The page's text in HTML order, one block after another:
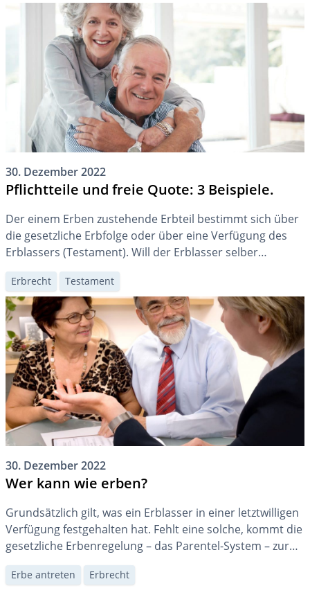
30. Dezember 2022
Pflichtteile und freie Quote: 3 Beispiele.
Der einem Erben zustehende Erbteil bestimmt sich über
die gesetzliche Erbfolge oder über eine Verfügung des
Erblassers (Testament). Will der Erblasser selber
verfügen, hat er das Pflichtteilsrecht zu beachten. Über
die verfügbare Quote kann er nach Belieben verfügen.
Erbrecht Testament
30. Dezember 2022
Wer kann wie erben?
Grundsätzlich gilt, was ein Erblasser in einer letztwilligen
Verfügung festgehalten hat. Fehlt eine solche, kommt die
gesetzliche Erbenregelung – das Parentel-System – zur
Anwendung. Dem Ehegatten kommt dabei eine
bevorzugte Rolle zu.
Erbe antreten Erbrecht